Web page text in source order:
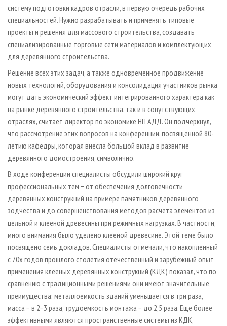
систему подготовки кадров отрасли, в первую очередь рабочих
специальностей. Нужно разрабатывать и применять типовые
проекты и решения для массового строительства, создавать
специализированные торговые сети материалов и комплектующих
для деревянного строительства.
Решение всех этих задач, а также одновременное продвижение
новых технологий, оборудования и консолидация участников рынка
могут дать экономический эффект интегрированного характера как
на рынке деревянного строительства, так и в сопутствующих
отраслях, считает директор по экономике НП АДД. Он подчеркнул,
что рассмотрение этих вопросов на конференции, посвященной 80­
летию кафедры, которая внесла большой вклад в развитие
деревянного домостроения, символично.
В ходе конференции специалисты обсудили широкий круг
профессиональных тем − от обеспечения долговечности
деревянных конструкций на примере памятников деревянного
зодчества и до совершенствования методов расчета элементов из
цельной и клееной древесины при режимных нагрузках. В частности,
много внимания было уделено клееной древесине. Этой теме было
посвящено семь докладов. Специалисты отмечали, что накопленный
с 70­х годов прошлого столетия отечественный и зарубежный опыт
применения клееных деревянных конструкций (КДК) показал, что по
сравнению с традиционными решениями они имеют значительные
преимущества: металлоемкость зданий уменьшается в три раза,
масса − в 2−3 раза, трудоемкость монтажа − до 2,5 раза. Еще более
эффективными являются пространственные системы из КДК,